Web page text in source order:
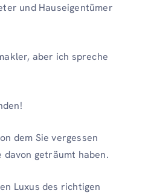
und Hauseigentümer
aber ich spreche
dem Sie vergessen
davon geträumt haben.
Luxus des richtigen